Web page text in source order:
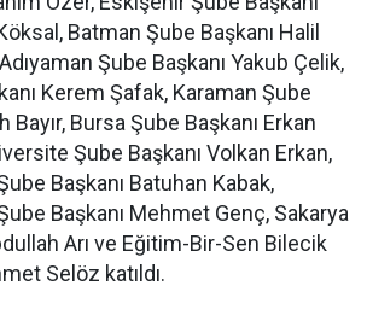
Batman Şube Başkanı Halil
Şube Başkanı Yakub Çelik,
Kerem Şafak, Karaman Şube
Bayır, Bursa Şube Başkanı Erkan
Şube Başkanı Volkan Erkan,
Başkanı Batuhan Kabak,
Başkanı Mehmet Genç, Sakarya
Arı ve Eğitim-Bir-Sen Bilecik
Selöz katıldı.